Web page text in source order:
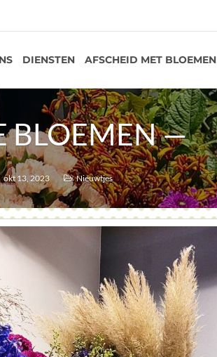
DIENSTEN AFSCHEID MET BLOEMEN
BLOEMEN —
okt 13, 2023 Nieuwtjes